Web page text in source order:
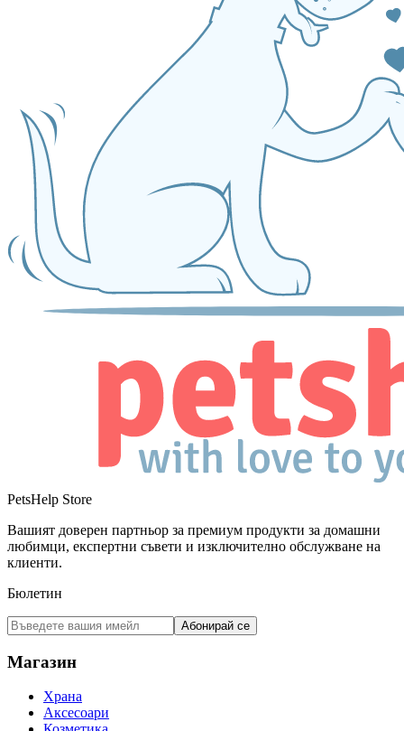
PetsHelp Store
Вашият доверен партньор за премиум продукти за домашни
любимци, експертни съвети и изключително обслужване на
клиенти.
Бюлетин
Абонирай се
Магазин
Храна
Аксесоари